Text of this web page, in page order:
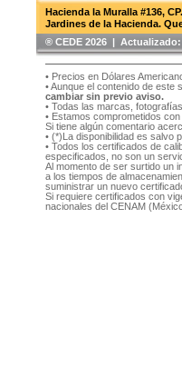
Hacienda la Muralla #136,
Jardines de la Hacienda.
®️ CEDE 2026 | Actualizado:
• Precios en Dólares
• Aunque el contenido de
cambiar sin previo aviso.
• Todas las marcas,
• Estamos comprometidos
Si tiene algún comentario
• (*)La disponibilidad es salvo
• Todos los certificados de
especificados, no son un
Al momento de ser surtido un
a los tiempos de
suministrar un nuevo
Si requiere certificados con
nacionales del CENAM